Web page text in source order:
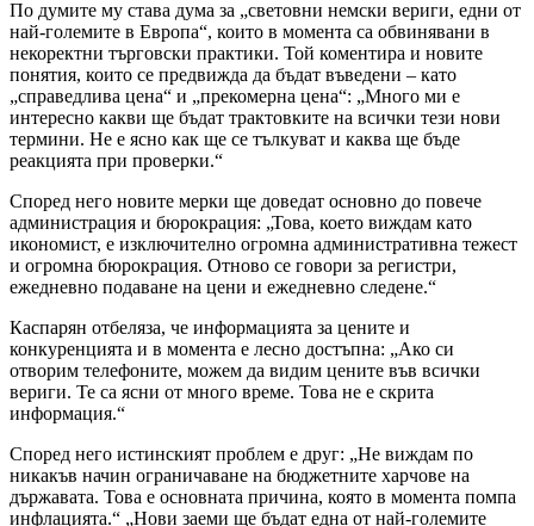
По думите му става дума за „световни немски вериги, едни от
най-големите в Европа“, които в момента са обвинявани в
некоректни търговски практики. Той коментира и новите
понятия, които се предвижда да бъдат въведени – като
„справедлива цена“ и „прекомерна цена“: „Много ми е
интересно какви ще бъдат трактовките на всички тези нови
термини. Не е ясно как ще се тълкуват и каква ще бъде
реакцията при проверки.“
Според него новите мерки ще доведат основно до повече
администрация и бюрокрация: „Това, което виждам като
икономист, е изключително огромна административна тежест
и огромна бюрокрация. Отново се говори за регистри,
ежедневно подаване на цени и ежедневно следене.“
Каспарян отбеляза, че информацията за цените и
конкуренцията и в момента е лесно достъпна: „Ако си
отворим телефоните, можем да видим цените във всички
вериги. Те са ясни от много време. Това не е скрита
информация.“
Според него истинският проблем е друг: „Не виждам по
никакъв начин ограничаване на бюджетните харчове на
държавата. Това е основната причина, която в момента помпа
инфлацията.“ „Нови заеми ще бъдат една от най-големите